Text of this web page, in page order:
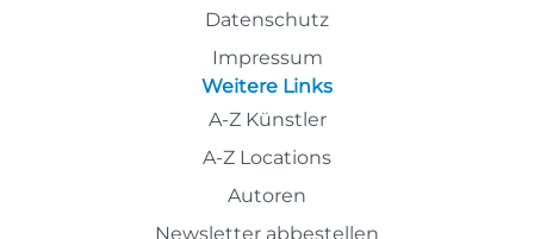
Datenschutz
Impressum
Weitere Links
A-Z Künstler
A-Z Locations
Autoren
Newsletter abbestellen